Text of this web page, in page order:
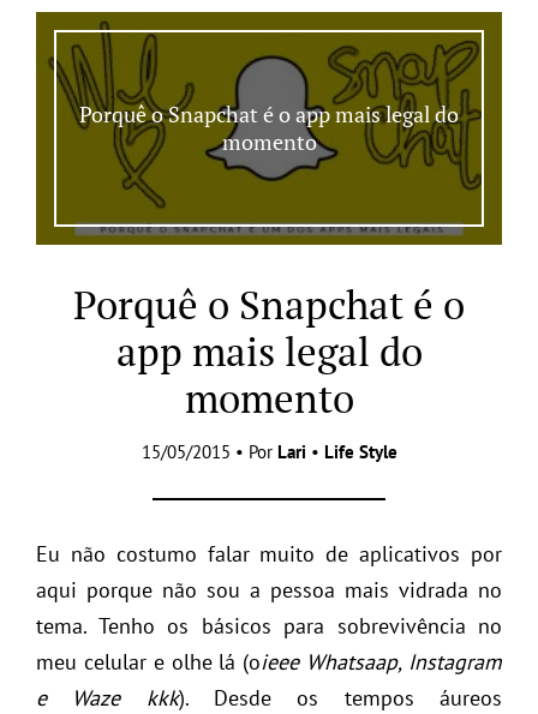
Porquê o Snapchat é o app mais legal do
momento
Porquê o Snapchat é o
app mais legal do
momento
15/05/2015 • Por Lari • Life Style
Eu não costumo falar muito de aplicativos por
aqui porque não sou a pessoa mais vidrada no
tema. Tenho os básicos para sobrevivência no
meu celular e olhe lá (oieee Whatsaap, Instagram
e Waze kkk). Desde os tempos áureos